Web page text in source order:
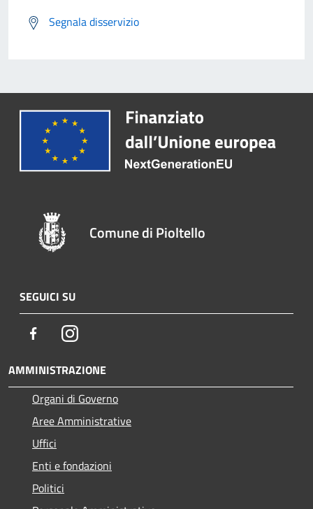
Segnala disservizio
Comune di Pioltello
SEGUICI SU
FacebookInstagram
AMMINISTRAZIONE
Organi di Governo
Aree Amministrative
Uffici
Enti e fondazioni
Politici